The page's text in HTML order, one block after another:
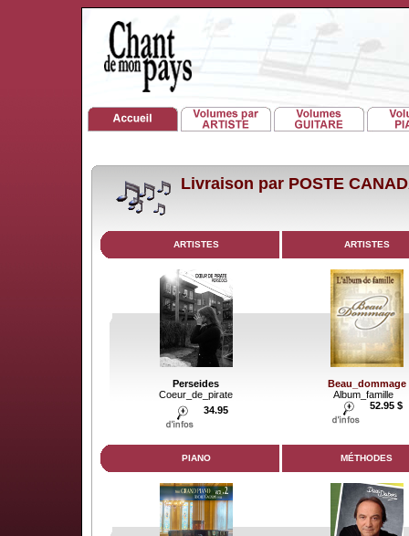
Livraison par POSTE
ARTISTES ARTISTES
Perseides
Coeur_de_pirate
34.95
Beau_dommage
Album_famille
52.95 $
PIANO MÉTHODES